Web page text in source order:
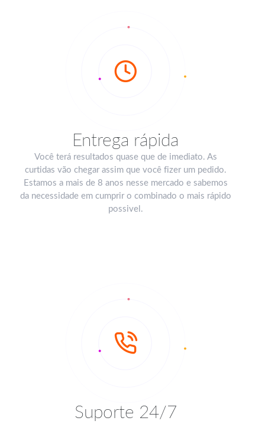
Entrega rápida
Você terá resultados quase que de imediato. As
curtidas vão chegar assim que você fizer um pedido.
Estamos a mais de 8 anos nesse mercado e sabemos
da necessidade em cumprir o combinado o mais rápido
possivel.
Suporte 24/7